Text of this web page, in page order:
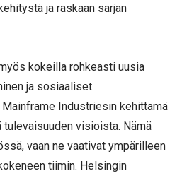
ja raskaan sarjan
kokeilla rohkeasti uusia
ja sosiaaliset
Industriesin kehittämä
tulevaisuuden visioista. Nämä
vaan ne vaativat ympärilleen
tiimin. Helsingin